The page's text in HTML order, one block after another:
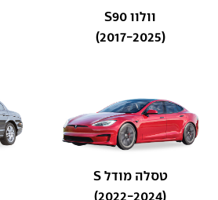
וולוו S90
(2017-2025)
טסלה מודל S
(2022-2024)